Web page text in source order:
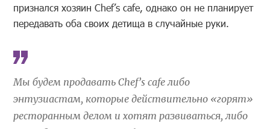
признался хозяин Chef’s cafe, однако он не планирует
передавать оба своих детища в случайные руки.
Мы будем продавать Chef’s cafe либо
энтузиастам, которые действительно «горят»
ресторанным делом и хотят развиваться, либо